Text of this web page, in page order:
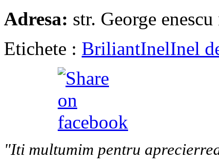
Adresa: str. George
Etichete : BriliantInelInel
"Iti multumim pentru